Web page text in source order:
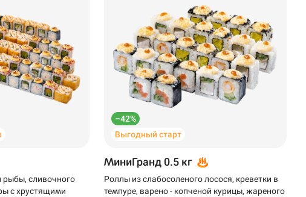
рыбы, сливочного
с хрустящими
–42%
Выгодный старт
МиниГранд 0.5 кг
Роллы из слабосоленого лосося, креветки в
темпуре, варено - копченой курицы, жареного